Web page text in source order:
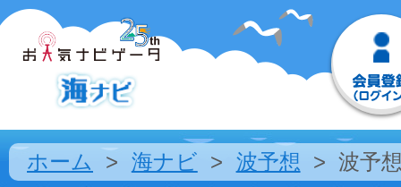
ホーム 海ナビ 波予想 波予